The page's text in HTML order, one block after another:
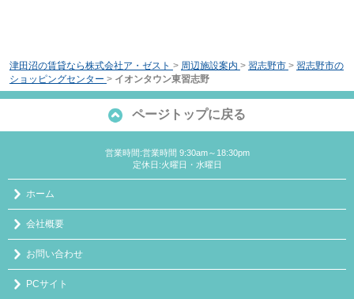
津田沼の賃貸なら株式会社ア・ゼスト > 周辺施設案内 > 習志野市 > 習志野市の
ショッピングセンター > イオンタウン東習志野
ページトップに戻る
営業時間:営業時間 9:30am～18:30pm
定休日:火曜日・水曜日
ホーム
会社概要
お問い合わせ
PCサイト